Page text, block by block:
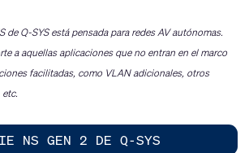
de Q-SYS está pensada para redes AV autónomas.
a aquellas aplicaciones que no entran en el marco
facilitadas, como VLAN adicionales, otros
NS GEN 2 DE Q-SYS